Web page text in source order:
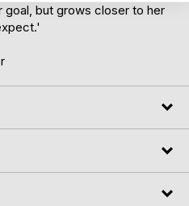
but grows closer to her